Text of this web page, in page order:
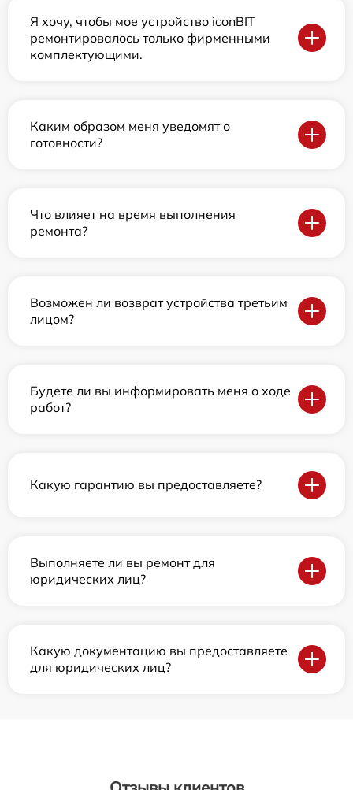
Я хочу, чтобы мое устройство iconBIT
ремонтировалось только фирменными
комплектующими.
Каким образом меня уведомят о
готовности?
Что влияет на время выполнения
ремонта?
Возможен ли возврат устройства третьим
лицом?
Будете ли вы информировать меня о ходе
работ?
Какую гарантию вы предоставляете?
Выполняете ли вы ремонт для
юридических лиц?
Какую документацию вы предоставляете
для юридических лиц?